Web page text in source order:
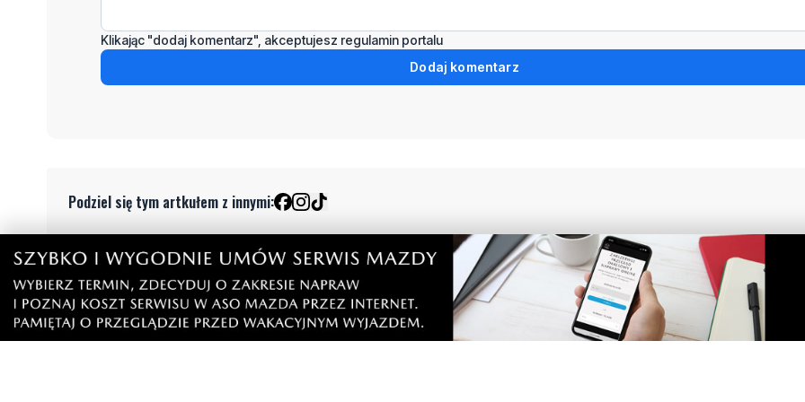
Klikając "dodaj komentarz", akceptujesz regulamin portalu
Dodaj komentarz
Podziel się tym artkułem z innymi:
Czytaj również